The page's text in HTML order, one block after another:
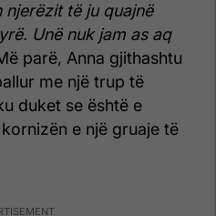
njerëzit të ju quajnë
Unë nuk jam as aq
parë, Anna gjithashtu
me një trup të
duket se është e
e një gruaje të